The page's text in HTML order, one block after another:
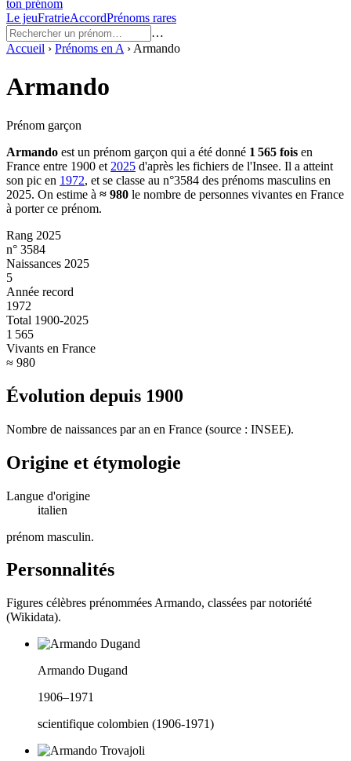
ton prénom
Le jeuFratrieAccordPrénoms rares
…
Accueil › Prénoms en A › Armando
Armando
Prénom garçon
Armando est un prénom garçon qui a été donné 1 565 fois en
France entre 1900 et 2025 d'après les fichiers de l'Insee. Il a atteint
son pic en 1972, et se classe au n°3584 des prénoms masculins en
2025. On estime à ≈ 980 le nombre de personnes vivantes en France
à porter ce prénom.
Rang 2025
n° 3584
Naissances 2025
5
Année record
1972
Total 1900-2025
1 565
Vivants en France
≈ 980
Évolution depuis 1900
Nombre de naissances par an en France (source : INSEE).
Origine et étymologie
Langue d'origine
italien
prénom masculin.
Personnalités
Figures célèbres prénommées Armando, classées par notoriété
(Wikidata).
Armando Dugand
1906–1971
scientifique colombien (1906-1971)